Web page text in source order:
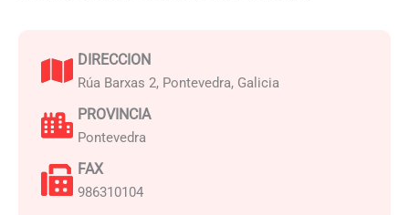
DIRECCION
Rúa Barxas 2, Pontevedra, Galicia
PROVINCIA
Pontevedra
FAX
986310104